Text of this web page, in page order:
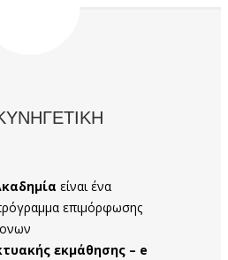
είναι ένα
επιμόρφωσης
εκμάθησης – e